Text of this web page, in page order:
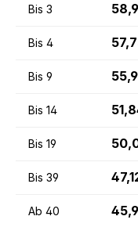
Bis 3
Bis 4
Bis 9
Bis 14
Bis 19
Bis 39
Ab 40